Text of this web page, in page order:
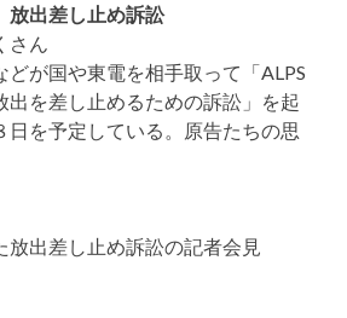
出差し止め訴訟
さん
が国や東電を相手取って「ALPS
出を差し止めるための訴訟」を起
日を予定している。原告たちの思
放出差し止め訴訟の記者会見